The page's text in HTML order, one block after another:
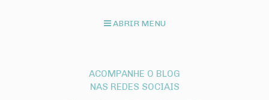
ABRIR MENU
ACOMPANHE O BLOG
NAS REDES SOCIAIS